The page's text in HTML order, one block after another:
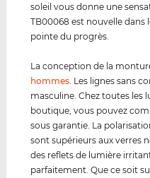
soleil vous donne une
TB00068 est nouvelle dans
pointe du progrès.
La conception de la
hommes . Les lignes sans
masculine. Chez toutes les
boutique, vous pouvez
sous garantie. La
sont supérieurs aux verres
des reflets de lumière
parfaitement. Que ce soit